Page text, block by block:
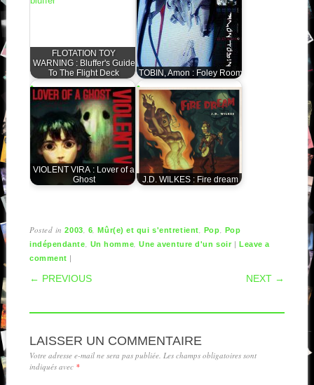
FLOTATION TOY
WARNING : Bluffer's Guide
To The Flight Deck
TOBIN, Amon : Foley Room
VIOLENT VIRA : Lover of a
Ghost
J.D. WILKES : Fire dream
Posted in2003 6 ,Mûr(e) et qui s'entretient Pop
Pop
indépendante
Un homme ,Une aventure d'un soir | Leave a
comment |
POST NAVIGATION
← PREVIOUS NEXT →
LAISSER UN COMMENTAIRE
Votre adresse e-mail ne sera pas publiée. Les champs obligatoires sont
indiqués avec *